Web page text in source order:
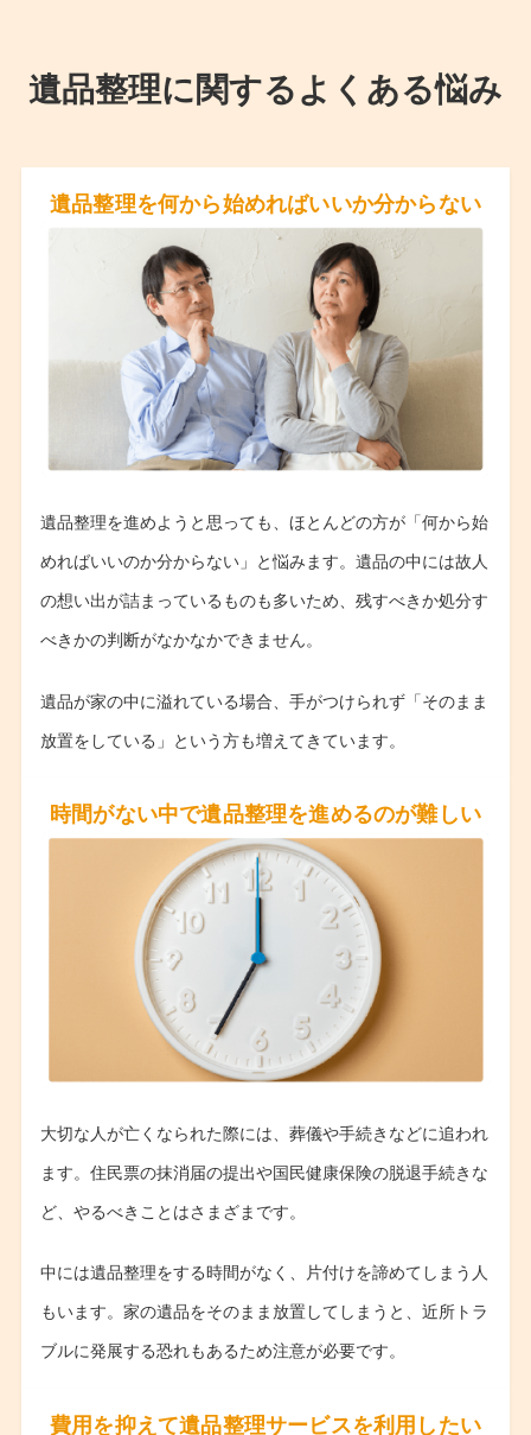
遺品整理に関するよくある悩み
遺品整理を何から始めればいいか分からない
遺品整理を進めようと思っても、ほとんどの方が「何から始
めればいいのか分からない」と悩みます。遺品の中には故人
の想い出が詰まっているものも多いため、残すべきか処分す
べきかの判断がなかなかできません。
遺品が家の中に溢れている場合、手がつけられず「そのまま
放置をしている」という方も増えてきています。
時間がない中で遺品整理を進めるのが難しい
大切な人が亡くなられた際には、葬儀や手続きなどに追われ
ます。住民票の抹消届の提出や国民健康保険の脱退手続きな
ど、やるべきことはさまざまです。
中には遺品整理をする時間がなく、片付けを諦めてしまう人
もいます。家の遺品をそのまま放置してしまうと、近所トラ
ブルに発展する恐れもあるため注意が必要です。
費用を抑えて遺品整理サービスを利用したい